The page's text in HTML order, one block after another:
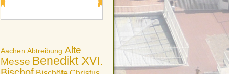
Aachen Abtreibung Alte
Messe Benedikt XVI.